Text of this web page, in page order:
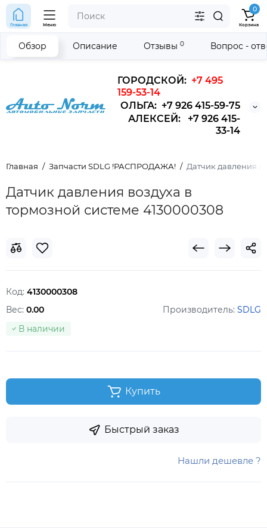
ГОРОДСКОЙ: +7 495
159-53-14
ОЛЬГА: +7 926 415-59-75
АЛЕКСЕЙ: +7 926 415-
33-14
Главная Меню
0
Корзина
Главная Запчасти SDLG !РАСПРОДАЖА! Датчик давления
Датчик давления воздуха в
тормозной системе 4130000308
Обзор Описание Отзывы 0 Вопрос -
Код: 4130000308
Производитель: SDLG
В наличии
Вес: 0.00
Купить
Быстрый заказ
Нашли дешевле ?